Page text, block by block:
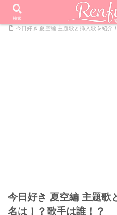
PR
ホーム 恋愛リアリティーショー
今日好き 夏空編 主題歌と挿入歌を紹介
今日好き 夏空編 主題歌
名は！？歌手は誰！？
検索